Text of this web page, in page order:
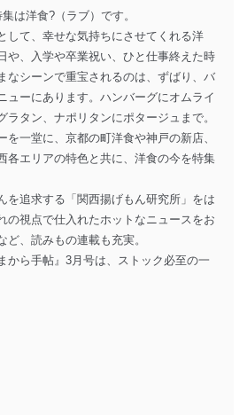
は洋食?（ラブ）です。
して、幸せな気持ちにさせてくれる洋
や、入学や卒業祝い、ひと仕事終えた時
なシーンで重宝されるのは、ずばり、バ
ューにあります。ハンバーグにオムライ
ラタン、ナポリタンにポタージュまで。
を一堂に、京都の町洋食や神戸の新店、
各エリアの特色と共に、洋食の今を特集
を追求する「関西揚げもん研究所」をは
の視点で仕入れたホットなニュースをお
ど、読みもの連載も充実。
から手帖』3月号は、ストック必至の一